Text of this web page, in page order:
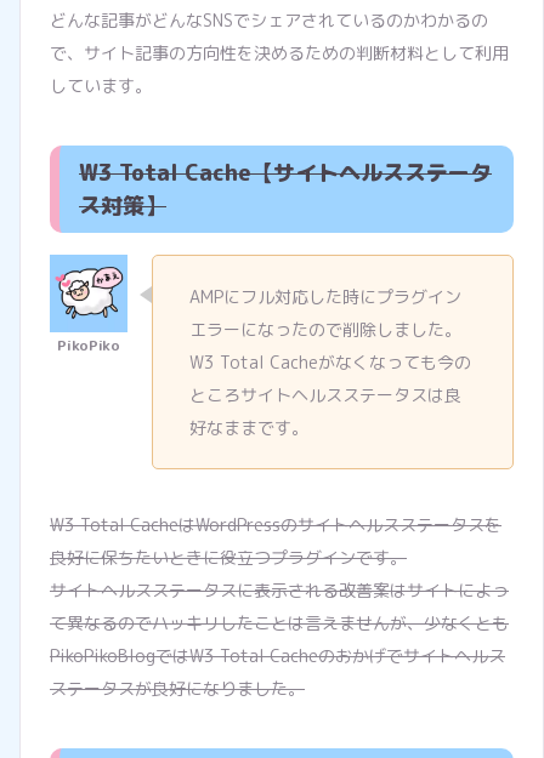
どんな記事がどんなSNSでシェアされているのかわかるの
で、サイト記事の方向性を決めるための判断材料として利用
しています。
W3 Total Cache【サイトヘルスステータ
ス対策】
AMPにフル対応した時にプラグイン
エラーになったので削除しました。
W3 Total Cacheがなくなっても今の
ところサイトヘルスステータスは良
好なままです。
W3 Total CacheはWordPressのサイトヘルスステータスを
良好に保ちたいときに役立つプラグインです。
サイトヘルスステータスに表示される改善案はサイトによっ
て異なるのでハッキリしたことは言えませんが、少なくとも
PikoPikoBlogではW3 Total Cacheのおかげでサイトヘルス
ステータスが良好になりました。